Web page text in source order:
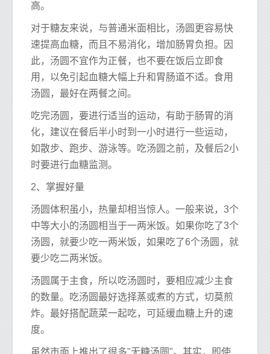
高。
对于糖友来说，与普通米面相比，汤圆更容易快
速提高血糖，而且不易消化，增加肠胃负担。因
此，汤圆不宜作为正餐，也不要在饭后立即食
用，以免引起血糖大幅上升和胃肠道不适。食用
汤圆，最好在两餐之间。
吃完汤圆，要进行适当的运动，有助于肠胃的消
化，建议在餐后半小时到一小时进行一些运动，
如散步、跑步、游泳等。吃汤圆之前，及餐后2小
时要进行血糖监测。
2、掌握好量
汤圆体积虽小，热量却相当惊人。一般来说，3个
中等大小的汤圆相当于一两米饭。如果你吃了3个
汤圆，就要少吃一两米饭，如果吃了6个汤圆，就
要少吃二两米饭。
汤圆属于主食，所以吃汤圆时，要相应减少主食
的数量。吃汤圆最好选择蒸或煮的方式，切莫煎
炸。最好搭配蔬菜一起吃，可延缓血糖上升的速
度。